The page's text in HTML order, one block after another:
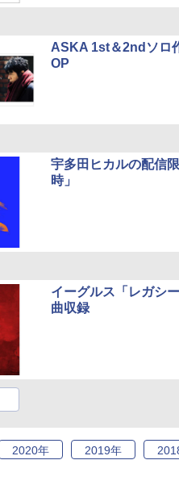
ASKA 1st＆2ndソロ
OP
宇多田ヒカルの配信
時」
イーグルス「レガシ
曲収録
2020年 2019年